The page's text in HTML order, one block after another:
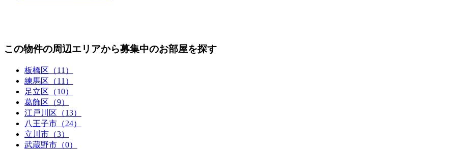
この物件の周辺エリアから募集中のお部屋を探す
板橋区（11）
練馬区（11）
足立区（10）
葛飾区（9）
江戸川区（13）
八王子市（24）
立川市（3）
武蔵野市（0）